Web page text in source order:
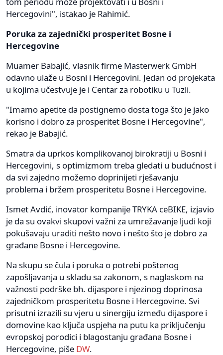
Hercegovini", istakao je Rahimić.
Poruka za zajednički prosperitet Bosne i
Hercegovine
Muamer Babajić, vlasnik firme Masterwerk GmbH
odavno ulaže u Bosni i Hercegovini. Jedan od projekata
u kojima učestvuje je i Centar za robotiku u Tuzli.
"Imamo apetite da postignemo dosta toga što je jako
korisno i dobro za prosperitet Bosne i Hercegovine",
rekao je Babajić.
Smatra da uprkos komplikovanoj birokratiji u Bosni i
Hercegovini, s optimizmom treba gledati u budućnost i
da svi zajedno možemo doprinijeti rješavanju
problema i bržem prosperitetu Bosne i Hercegovine.
Ismet Avdić, inovator kompanije TRYKA ceBIKE, izjavio
je da su ovakvi skupovi važni za umrežavanje ljudi koji
pokušavaju uraditi nešto novo i nešto što je dobro za
građane Bosne i Hercegovine.
Na skupu se čula i poruka o potrebi poštenog
zapošljavanja u skladu sa zakonom, s naglaskom na
važnosti podrške bh. dijaspore i njezinog doprinosa
zajedničkom prosperitetu Bosne i Hercegovine. Svi
prisutni izrazili su vjeru u sinergiju između dijaspore i
domovine kao ključa uspjeha na putu ka priključenju
evropskoj porodici i blagostanju građana Bosne i
Hercegovine, piše DW.